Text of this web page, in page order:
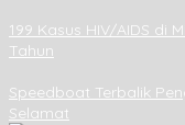
199 Kasus HIV/AIDS di
Tahun
Speedboat Terbalik
Selamat